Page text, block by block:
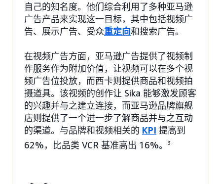
自己的知名度。他们综合利用了多种亚马逊
广告产品来实现这一目标，其中包括视频广
告、展示广告、受众重定向和搜索广告。
在视频广告方面，亚马逊广告提供了视频制
作服务作为附加价值，让视频可以在多个视
频广告位投放，而西卡则提供商品和视频拍
摄道具。该视频的创作让 Sika 能够激发顾客
的兴趣并与之建立连接，而亚马逊品牌旗舰
店则提供了一个进一步了解商品并与之互动
的渠道。与品牌和视频相关的 KPI 提高到
62%，比品类 VCR 基准高出 16%。
3